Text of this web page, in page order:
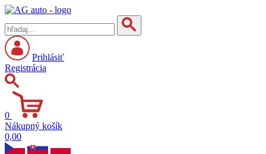
Prihlásiť
Registrácia
0
Nákupný košík
0,00